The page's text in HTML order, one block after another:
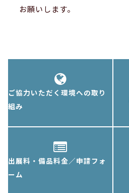
お願いします。
ご協力いただく環境への取り
組み
出展料・備品料金／申請フォ
ーム